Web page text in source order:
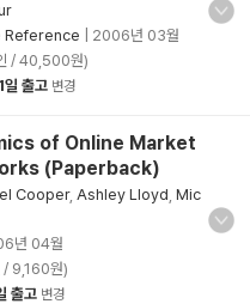
Reference
2006년 03월
/ 40,500원)
출고 변경
of Online Market
(Paperback)
Cooper, Ashley Lloyd Mic
년 04월
/ 9,160원)
출고 변경